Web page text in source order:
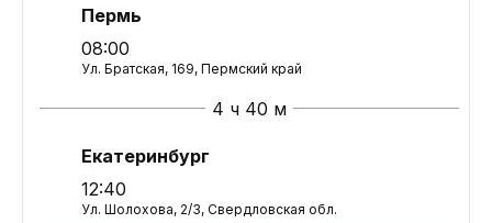
Пермь
08:00
Ул. Братская, 169, Пермский край
4 ч 40 м
Екатеринбург
12:40
Ул. Шолохова, 2/3, Свердловская обл.